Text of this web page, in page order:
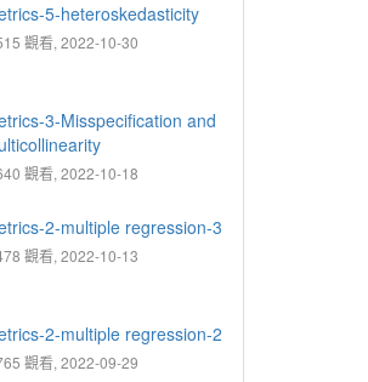
5-heteroskedasticity
觀看, 2022-10-30
3-Misspecification and
觀看, 2022-10-18
2-multiple regression-3
觀看, 2022-10-13
2-multiple regression-2
觀看, 2022-09-29